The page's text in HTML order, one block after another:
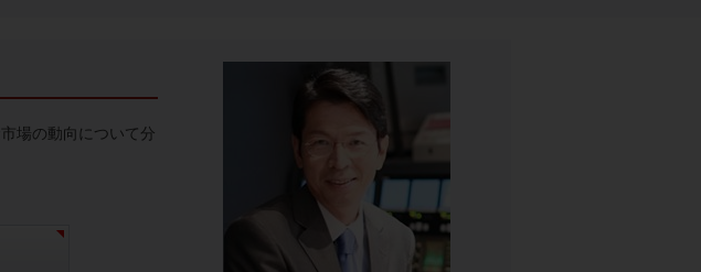
場の動向について分
貴金属の特性
純パラジウム上場信託（パラジウ
ムの果実）